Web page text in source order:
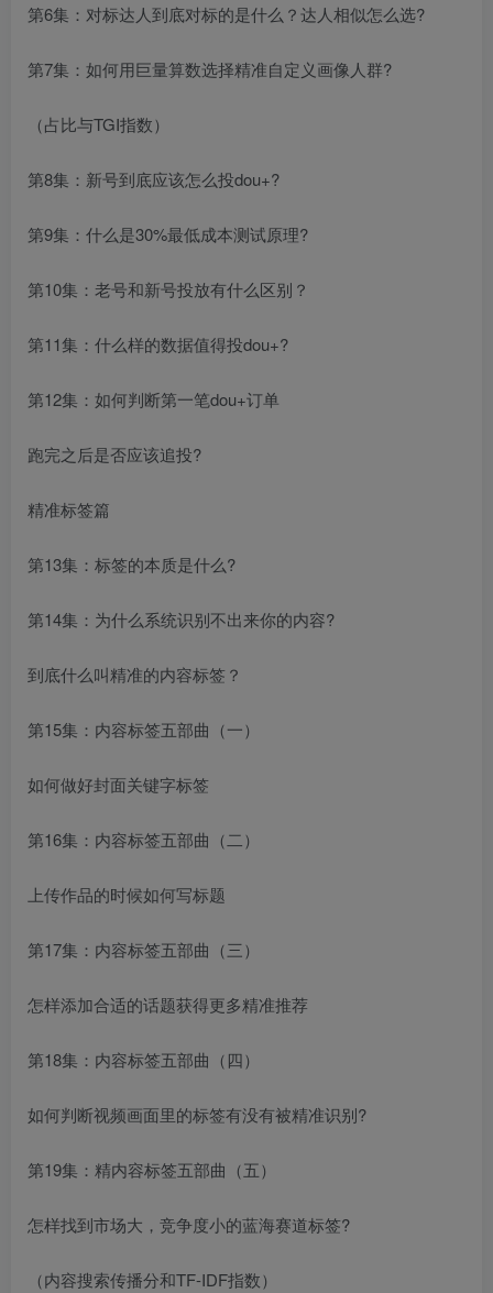
第6集：对标达人到底对标的是什么？达人相似怎么选?
第7集：如何用巨量算数选择精准自定义画像人群?
（占比与TGI指数）
第8集：新号到底应该怎么投dou+?
第9集：什么是30%最低成本测试原理?
第10集：老号和新号投放有什么区别？
第11集：什么样的数据值得投dou+?
第12集：如何判断第一笔dou+订单
跑完之后是否应该追投?
精准标签篇
第13集：标签的本质是什么?
第14集：为什么系统识别不出来你的内容?
到底什么叫精准的内容标签？
第15集：内容标签五部曲（一）
如何做好封面关键字标签
第16集：内容标签五部曲（二）
上传作品的时候如何写标题
第17集：内容标签五部曲（三）
怎样添加合适的话题获得更多精准推荐
第18集：内容标签五部曲（四）
如何判断视频画面里的标签有没有被精准识别?
第19集：精内容标签五部曲（五）
怎样找到市场大，竞争度小的蓝海赛道标签?
（内容搜索传播分和TF-IDF指数）